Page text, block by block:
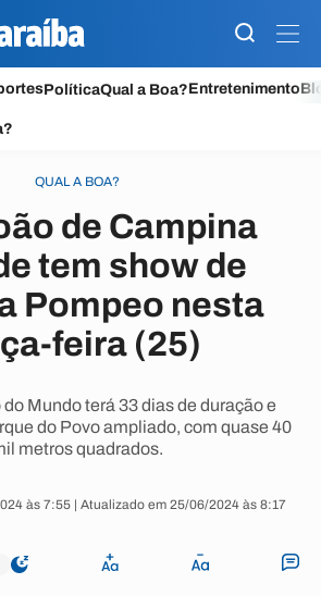
PolíticaQual a Boa?Entretenimento
QUAL A BOA?
de Campina
tem show de
Pompeo nesta
feira (25)
Mundo terá 33 dias de duração e
do Povo ampliado, com quase 40
metros quadrados.
às 7:55 | Atualizado em 25/06/2024 às 8:17